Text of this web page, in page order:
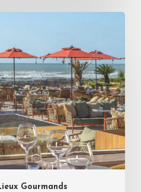
Gourmands